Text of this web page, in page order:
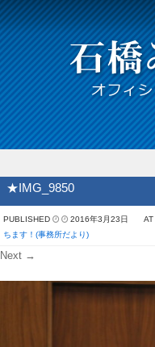
Skip to content
★IMG_9850
PUBLISHED 2016年3月23日 AT
ちます！(事務所だより)
Next →